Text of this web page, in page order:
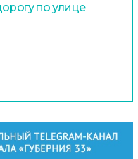
по улице